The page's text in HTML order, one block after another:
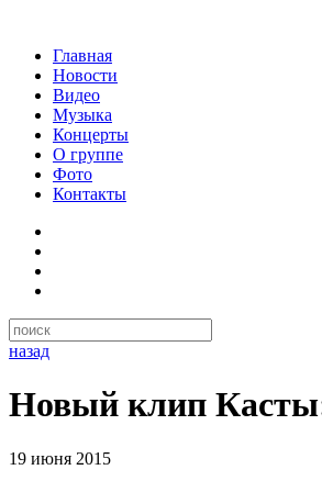
Главная
Новости
Видео
Музыка
Концерты
О группе
Фото
Контакты
назад
Новый клип
19 июня 2015